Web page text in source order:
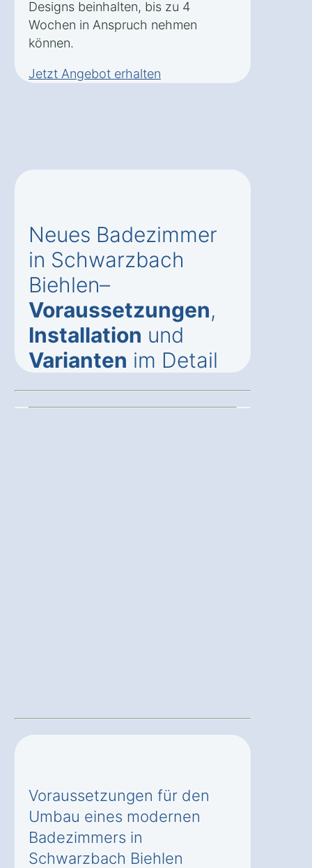
Designs beinhalten, bis zu 4
Wochen in Anspruch nehmen
können.
Jetzt Angebot erhalten
Neues Badezimmer
in Schwarzbach
Biehlen–
Voraussetzungen,
Installation und
Varianten im Detail
Voraussetzungen für den
Umbau eines modernen
Badezimmers in
Schwarzbach Biehlen